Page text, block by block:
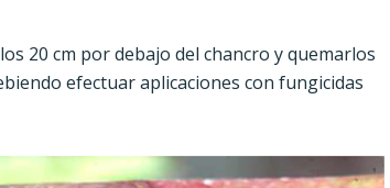
20 cm por debajo del chancro y quemarlos
efectuar aplicaciones con fungicidas